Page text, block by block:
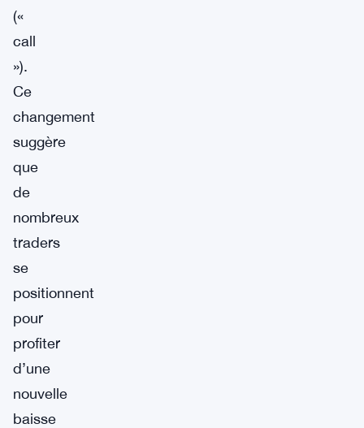
(«
call
»).
Ce
changement
suggère
que
de
nombreux
traders
se
positionnent
pour
profiter
d’une
nouvelle
baisse